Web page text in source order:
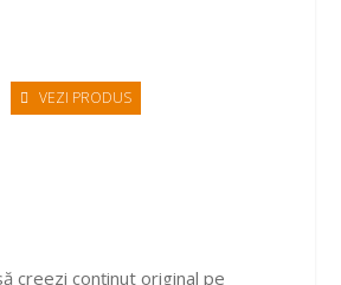
VEZI PRODUS
creezi conținut original pe